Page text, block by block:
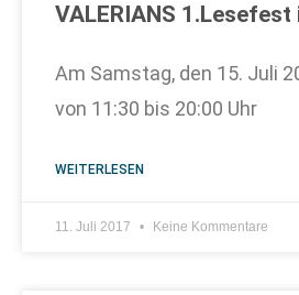
VALERIANS 1.Lesefest
Am Samstag, den 15. Juli
von 11:30 bis 20:00 Uhr
WEITERLESEN
11. Juli 2017 Keine Kommentare